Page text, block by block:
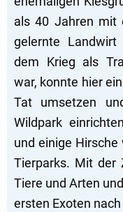
als 40 Jahren mit
gelernte Landwirt
dem Krieg als
war, konnte hier
Tat umsetzen
Wildpark
und einige
Tierparks. Mit der
Tiere und Arten
ersten Exoten